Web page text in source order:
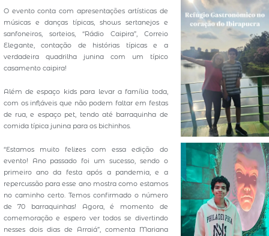
O evento conta com apresentações artísticas de
músicas e danças típicas, shows sertanejos e
sanfoneiros, sorteios, “Rádio Caipira”, Correio
Elegante, contação de histórias típicas e a
verdadeira quadrilha junina com um típico
casamento caipira!
Além de espaço kids para levar a família toda,
com os infláveis que não podem faltar em festas
de rua, e espaço pet, tendo até barraquinha de
comida típica junina para os bichinhos.
“Estamos muito felizes com essa edição do
evento! Ano passado foi um sucesso, sendo o
primeiro ano da festa após a pandemia, e a
repercussão para esse ano mostra como estamos
no caminho certo. Temos confirmado o número
de 70 barraquinhas! Agora, é momento de
comemoração e espero ver todos se divertindo
nesses dois dias de Arraiá”, comenta Mariana